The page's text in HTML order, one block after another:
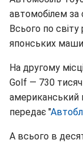
автомобілем за
Всього по світу
японських
На другому
Golf — 730
американський
передає "
А всього в